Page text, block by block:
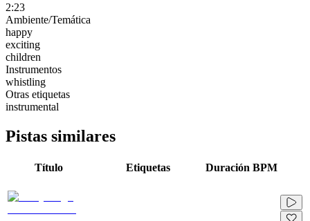
2:23
Ambiente/Temática
happy
exciting
children
Instrumentos
whistling
Otras etiquetas
instrumental
Pistas similares
Título Etiquetas Duración BPM